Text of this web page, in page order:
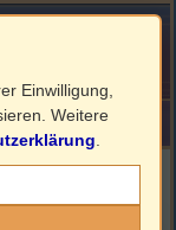
ray Infos
Einwilligung,
Weitere